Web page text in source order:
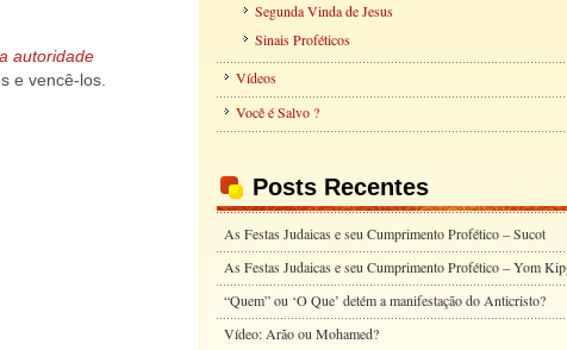
autoridade
e vencê-los.
Segunda Vinda de Jesus
Sinais Proféticos
Vídeos
Você é Salvo ?
Posts Recentes
As Festas Judaicas e seu Cumprimento Profético – Sucot
As Festas Judaicas e seu Cumprimento Profético – Yom
“Quem” ou ‘O Que’ detém a manifestação do Anticristo?
Vídeo: Arão ou Mohamed?